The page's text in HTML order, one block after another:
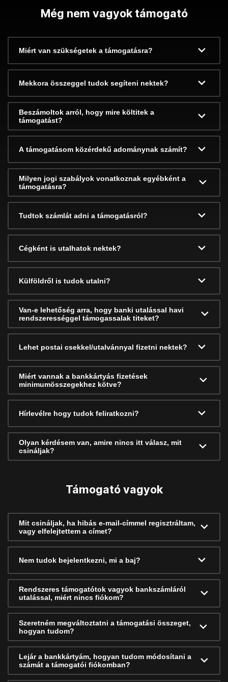
Még nem vagyok támogató
Miért van szükségetek a támogatásra?
Mekkora összeggel tudok segíteni nektek?
Beszámoltok arról, hogy mire költitek a
támogatást?
A támogatásom közérdekű adománynak számít?
Milyen jogi szabályok vonatkoznak egyébként a
támogatásra?
Tudtok számlát adni a támogatásról?
Cégként is utalhatok nektek?
Külföldről is tudok utalni?
Van-e lehetőség arra, hogy banki utalással havi
rendszerességgel támogassalak titeket?
Lehet postai csekkel/utalvánnyal fizetni nektek?
Miért vannak a bankkártyás fizetések
minimumösszegekhez kötve?
Hírlevélre hogy tudok feliratkozni?
Olyan kérdésem van, amire nincs itt válasz, mit
csináljak?
Támogató vagyok
Mit csináljak, ha hibás e-mail-címmel regisztráltam,
vagy elfelejtettem a címet?
Nem tudok bejelentkezni, mi a baj?
Rendszeres támogatótok vagyok bankszámláról
utalással, miért nincs fiókom?
Szeretném megváltoztatni a támogatási összeget,
hogyan tudom?
Lejár a bankkártyám, hogyan tudom módosítani a
számát a támogatói fiókomban?